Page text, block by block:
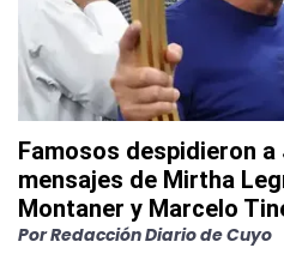
Famosos despidieron
mensajes de Mirtha
Montaner y Marcelo
PorRedacción Diario de Cuyo